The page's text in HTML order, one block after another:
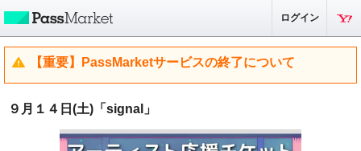
ログイン
【重要】PassMarketサービスの終了について
９月１４日(土)「signal」